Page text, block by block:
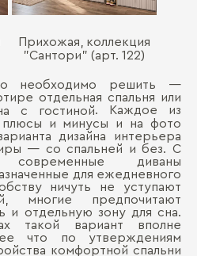
Прихожая, коллекция
"Сантори" (арт. 122)
необходимо решить ―
отдельная спальня или
с гостиной. Каждое из
и минусы и на фото
дизайна интерьера
― со спальней и без. С
диваны
для ежедневного
ничуть не уступают
многие предпочитают
и отдельную зону для сна.
такой вариант вполне
что по утверждениям
комфортной спальни